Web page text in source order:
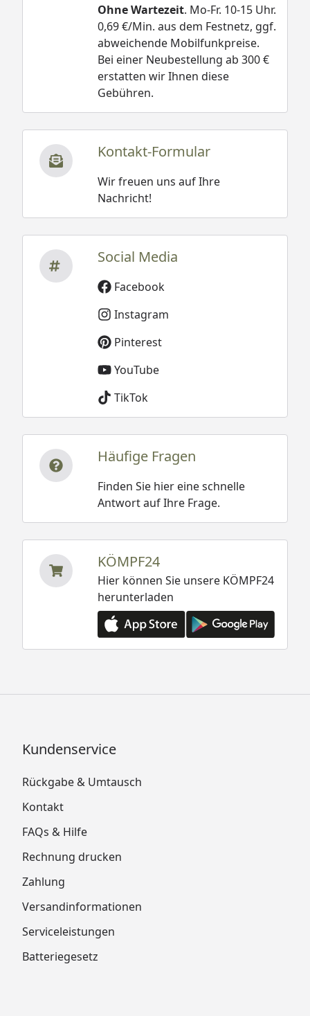
Ohne Wartezeit. Mo-Fr. 10-15 Uhr.
0,69 €/Min. aus dem Festnetz, ggf.
abweichende Mobilfunkpreise.
Bei einer Neubestellung ab 300 €
erstatten wir Ihnen diese
Gebühren.
Kontakt-Formular
Wir freuen uns auf Ihre
Nachricht!
Social Media
Facebook
Instagram
Pinterest
YouTube
TikTok
Häufige Fragen
Finden Sie hier eine schnelle
Antwort auf Ihre Frage.
KÖMPF24
Hier können Sie unsere KÖMPF24
herunterladen
Kundenservice
Rückgabe & Umtausch
Kontakt
FAQs & Hilfe
Rechnung drucken
Zahlung
Versandinformationen
Serviceleistungen
Batteriegesetz